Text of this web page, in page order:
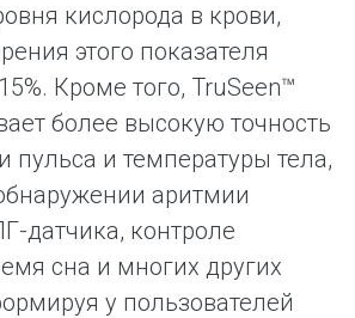
кислорода в крови,
этого показателя
Кроме того, TruSeen™
более высокую точность
пульса и температуры тела,
аритмии
датчика, контроле
сна и многих других
у пользователей